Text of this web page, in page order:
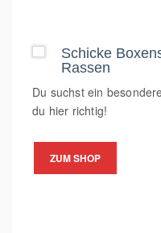
Schicke
Rassen
Du suchst ein
du hier richtig!
ZUM SHOP